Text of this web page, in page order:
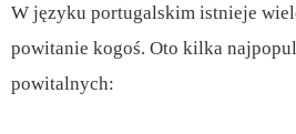
W języku portugalskim istnieje
powitanie kogoś. Oto kilka
powitalnych: